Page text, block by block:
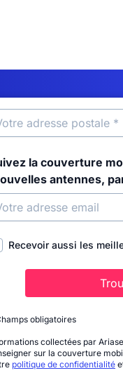
la couverture
antennes,
Recevoir aussi les
obligatoires
collectées par
sur la couverture
politique de confidentialité